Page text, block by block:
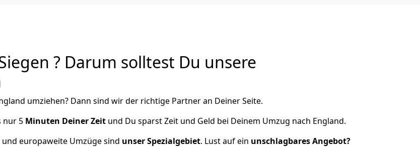
? Darum solltest Du unsere
umziehen? Dann sind wir der richtige Partner an Deiner Seite.
nur 5 Minuten Deiner Zeit und Du sparst Zeit und Geld bei Deinem Umzug nach England.
und europaweite Umzüge sind unser Spezialgebiet. Lust auf ein unschlagbares Angebot?